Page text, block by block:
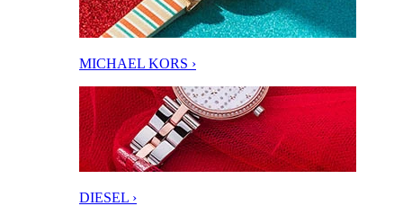
MICHAEL KORS ›
DIESEL ›